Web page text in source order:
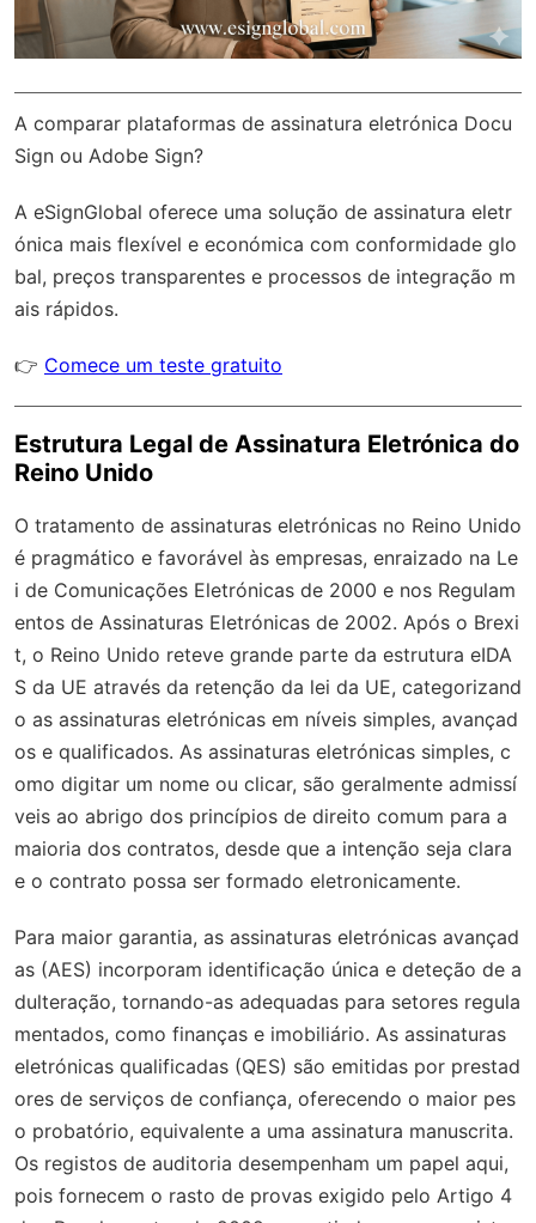
A comparar plataformas de assinatura eletrónica Docu
Sign ou Adobe Sign?
A eSignGlobal oferece uma solução de assinatura eletr
ónica mais flexível e económica com conformidade glo
bal, preços transparentes e processos de integração m
ais rápidos.
👉 Comece um teste gratuito
Estrutura Legal de Assinatura Eletrónica do
Reino Unido
O tratamento de assinaturas eletrónicas no Reino Unido
é pragmático e favorável às empresas, enraizado na Le
i de Comunicações Eletrónicas de 2000 e nos Regulam
entos de Assinaturas Eletrónicas de 2002. Após o Brexi
t, o Reino Unido reteve grande parte da estrutura eIDA
S da UE através da retenção da lei da UE, categorizand
o as assinaturas eletrónicas em níveis simples, avançad
os e qualificados. As assinaturas eletrónicas simples, c
omo digitar um nome ou clicar, são geralmente admissí
veis ao abrigo dos princípios de direito comum para a
maioria dos contratos, desde que a intenção seja clara
e o contrato possa ser formado eletronicamente.
Para maior garantia, as assinaturas eletrónicas avançad
as (AES) incorporam identificação única e deteção de a
dulteração, tornando-as adequadas para setores regula
mentados, como finanças e imobiliário. As assinaturas
eletrónicas qualificadas (QES) são emitidas por prestad
ores de serviços de confiança, oferecendo o maior pes
o probatório, equivalente a uma assinatura manuscrita.
Os registos de auditoria desempenham um papel aqui,
pois fornecem o rasto de provas exigido pelo Artigo 4